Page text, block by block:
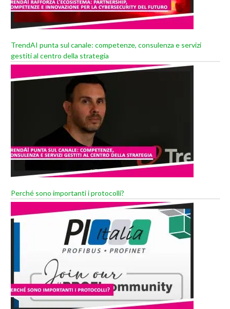
TrendAI punta sul canale: competenze, consulenza e servizi
gestiti al centro della strategia
Perché sono importanti i protocolli?